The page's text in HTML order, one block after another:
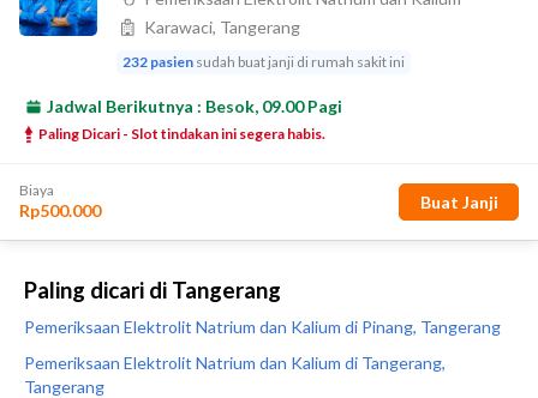
Paling dicari di Tangerang
Pemeriksaan Elektrolit Natrium dan Kalium di Pinang, Tangerang
Pemeriksaan Elektrolit Natrium dan Kalium di Tangerang,
Tangerang